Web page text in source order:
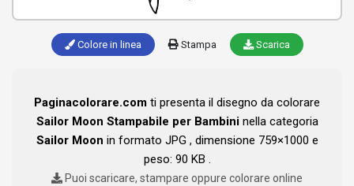
Colore in linea Stampa Scarica
Paginacolorare.com ti presenta il disegno da colorare
Sailor Moon Stampabile per Bambininella categoria
Sailor Moon in formato JPG , dimensione 759×1000 e
peso: 90 KB .
Puoi scaricare, stampare oppure colorare online